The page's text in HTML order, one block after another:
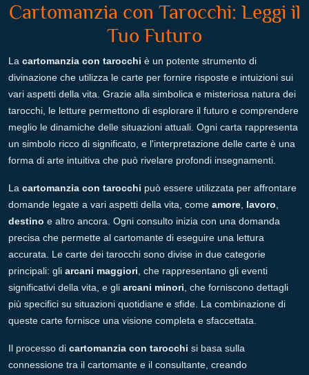
Cartomanzia con Tarocchi: Leggi il
Tuo Futuro
La cartomanzia con tarocchi è un potente strumento di
divinazione che utilizza le carte per fornire risposte e intuizioni sui
vari aspetti della vita. Grazie alla simbolica e misteriosa natura dei
tarocchi, le letture permettono di esplorare il futuro e comprendere
meglio le dinamiche delle situazioni attuali. Ogni carta rappresenta
un simbolo ricco di significato, e l'interpretazione delle carte è una
forma di arte intuitiva che può rivelare profondi insegnamenti.
La cartomanzia con tarocchi può essere utilizzata per affrontare
domande legate a vari aspetti della vita, come amore, lavoro,
destino e altro ancora. Ogni consulto inizia con una domanda
precisa che permette al cartomante di eseguire una lettura
accurata. Le carte dei tarocchi sono divise in due categorie
principali: gli arcani maggiori, che rappresentano gli eventi
significativi della vita, e gli arcani minori, che forniscono dettagli
più specifici su situazioni quotidiane e sfide. La combinazione di
queste carte fornisce una visione completa e sfaccettata.
Il processo di cartomanzia con tarocchi si basa sulla
connessione tra il cartomante e il consultante, creando